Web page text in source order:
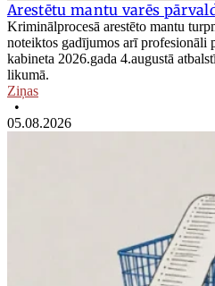
Arestētu mantu varēs
Kriminālprocesā arestēto mantu
noteiktos gadījumos arī profesionāli
kabineta 2026.gada 4.augustā
likumā.
Ziņas
•
05.08.2026